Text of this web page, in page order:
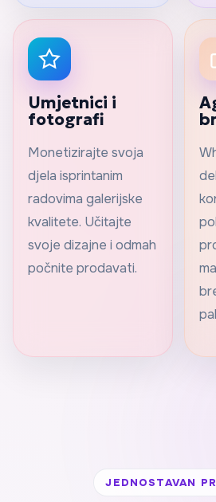
Umjetnici i
fotografi
Monetizirajte svoja
djela isprintanim
radovima galerijske
kvalitete. Učitajte
svoje dizajne i odmah
počnite prodavati.
JEDNOSTAVAN